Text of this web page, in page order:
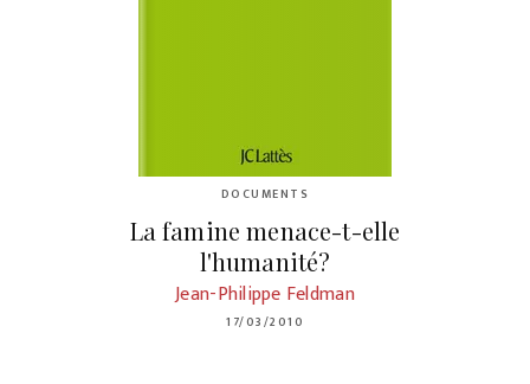
DOCUMENTS
La famine menace-t-elle
l'humanité?
Jean-Philippe Feldman
17/03/2010